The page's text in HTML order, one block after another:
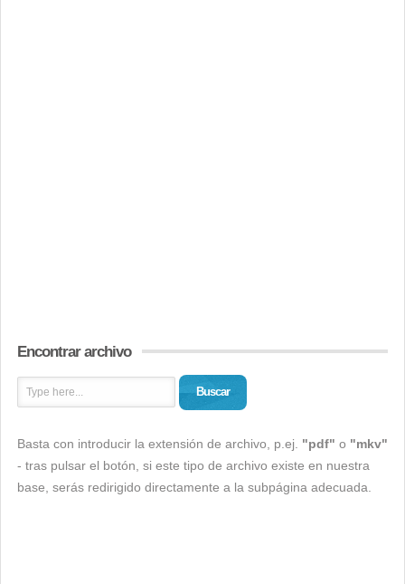
Encontrar archivo
Buscar
Basta con introducir la extensión de archivo, p.ej. "pdf" o "mkv"
- tras pulsar el botón, si este tipo de archivo existe en nuestra
base, serás redirigido directamente a la subpágina adecuada.